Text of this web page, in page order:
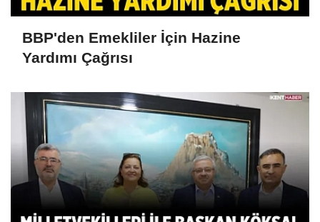
BBP'den Emekliler İçin Hazine
Yardımı Çağrısı